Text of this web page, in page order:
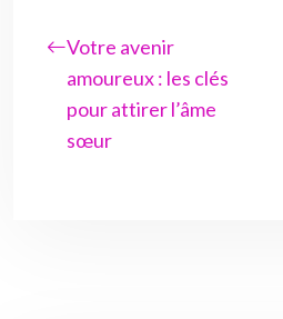
Votre avenir
amoureux : les clés
pour attirer l’âme
sœur